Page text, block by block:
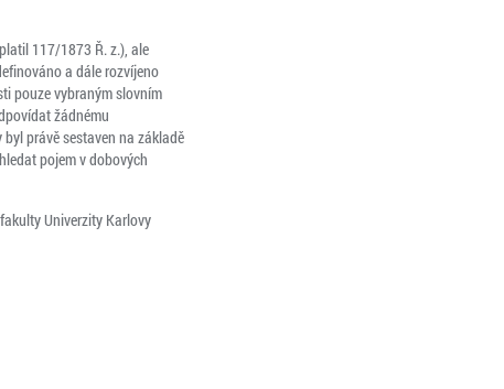
117/1873 Ř. z.), ale
a dále rozvíjeno
pouze vybraným slovním
žádnému
právě sestaven na základě
pojem v dobových
Univerzity Karlovy